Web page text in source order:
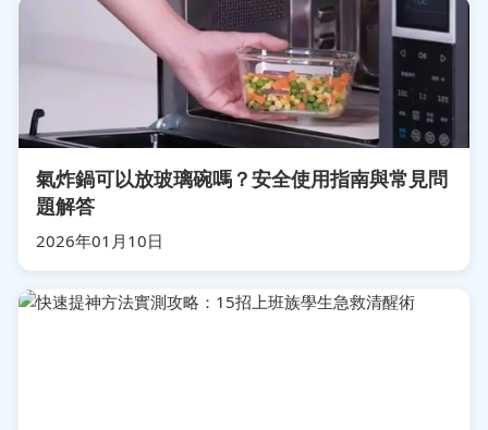
氣炸鍋可以放玻璃碗嗎？安全使用指南與常見問
題解答
2026年01月10日